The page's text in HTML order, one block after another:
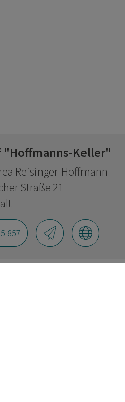
"Hoffmanns-Keller"
Reisinger-Hoffmann
Straße 21
857